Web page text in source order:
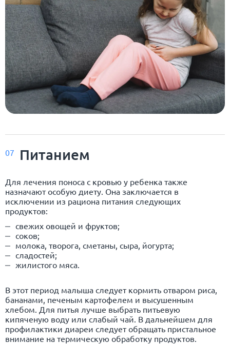
07 Питанием
Для лечения поноса с кровью у ребенка также
назначают особую диету. Она заключается в
исключении из рациона питания следующих
продуктов:
свежих овощей и фруктов;
соков;
молока, творога, сметаны, сыра, йогурта;
сладостей;
жилистого мяса.
В этот период малыша следует кормить отваром риса,
бананами, печеным картофелем и высушенным
хлебом. Для питья лучше выбрать питьевую
кипяченую воду или слабый чай. В дальнейшем для
профилактики диареи следует обращать пристальное
внимание на термическую обработку продуктов.